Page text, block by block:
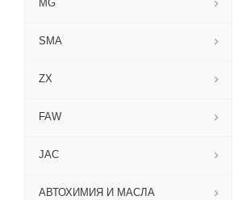
MG
SMA
ZX
FAW
JAC
АВТОХИМИЯ И МАСЛА